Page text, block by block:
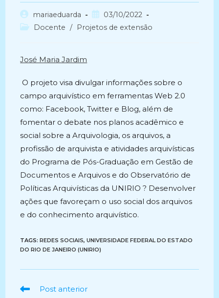
Autor
do
mariaeduarda
Post
publicado:
03/10/2022
Categoria
Docente / Projetos de extensão
José Maria Jardim
O projeto visa divulgar informações sobre o
campo arquivístico em ferramentas Web 2.0
como: Facebook, Twitter e Blog, além de
fomentar o debate nos planos acadêmico e
social sobre a Arquivologia, os arquivos, a
profissão de arquivista e atividades arquivísticas
do Programa de Pós-Graduação em Gestão de
Documentos e Arquivos e do Observatório de
Políticas Arquivísticas da UNIRIO ? Desenvolver
ações que favoreçam o uso social dos arquivos
e do conhecimento arquivístico.
TAGS:REDES SOCIAIS, UNIVERSIDADE FEDERAL DO ESTADO
DO RIO DE JANEIRO (UNIRIO)
Ler
Post anterior